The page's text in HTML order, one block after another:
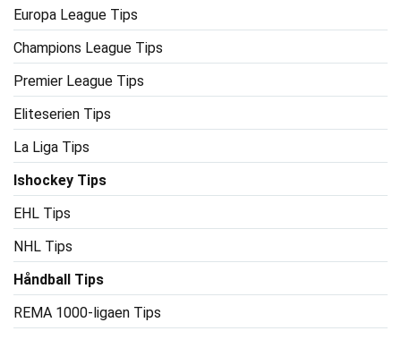
Europa League Tips
Champions League Tips
Premier League Tips
Eliteserien Tips
La Liga Tips
Ishockey Tips
EHL Tips
NHL Tips
Håndball Tips
REMA 1000-ligaen Tips